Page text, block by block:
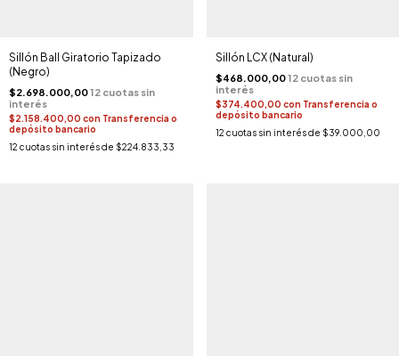
Sillón Ball Giratorio Tapizado
(Negro)
$2.698.000,00
$2.158.400,00 con Transferencia o
depósito bancario
12 cuotas sin interés de $224.833,33
Sillón LCX (Natural)
$468.000,00
$374.400,00 con Transferencia o
depósito bancario
12 cuotas sin interés de $39.000,00